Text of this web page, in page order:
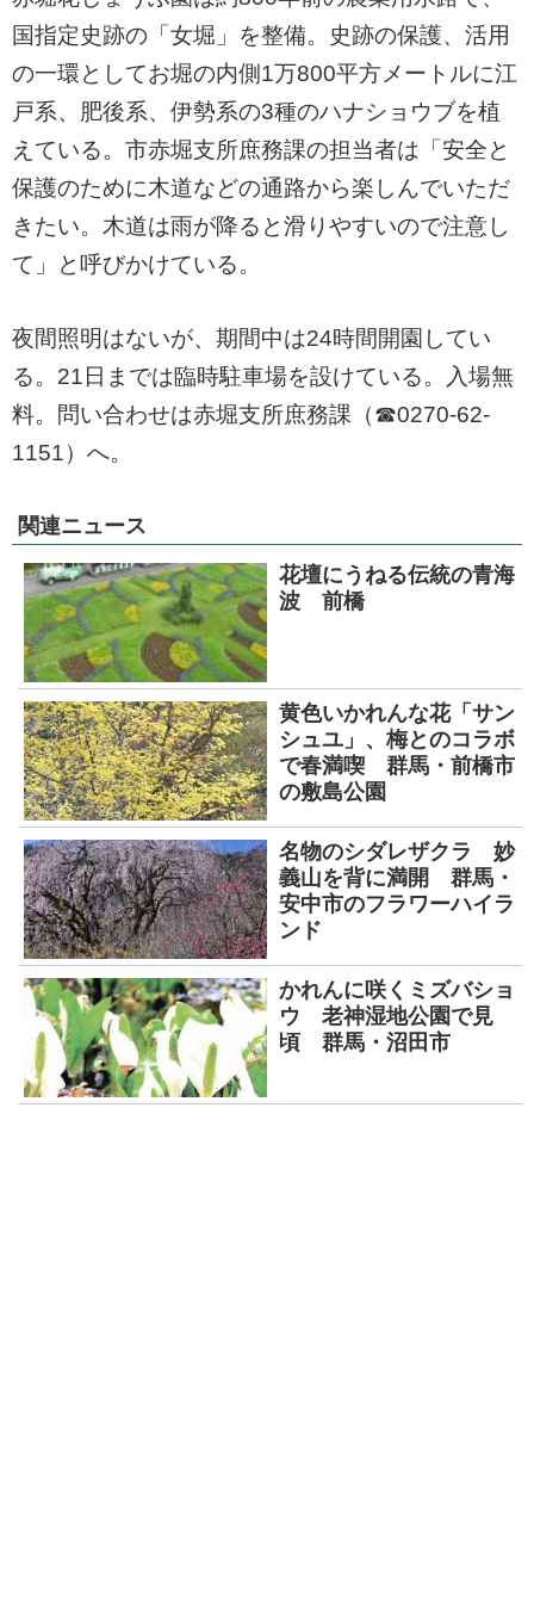
国指定史跡の「女堀」を整備。史跡の保護、活用
の一環としてお堀の内側1万800平方メートルに江
戸系、肥後系、伊勢系の3種のハナショウブを植
えている。市赤堀支所庶務課の担当者は「安全と
保護のために木道などの通路から楽しんでいただ
きたい。木道は雨が降ると滑りやすいので注意し
て」と呼びかけている。
夜間照明はないが、期間中は24時間開園してい
る。21日までは臨時駐車場を設けている。入場無
料。問い合わせは赤堀支所庶務課（☎0270-62-
1151）へ。
関連ニュース
花壇にうねる伝統の青海
波 前橋
黄色いかれんな花「サン
シュユ」、梅とのコラボ
で春満喫 群馬・前橋市
の敷島公園
名物のシダレザクラ 妙
義山を背に満開 群馬・
安中市のフラワーハイラ
ンド
かれんに咲くミズバショ
ウ 老神湿地公園で見
頃 群馬・沼田市